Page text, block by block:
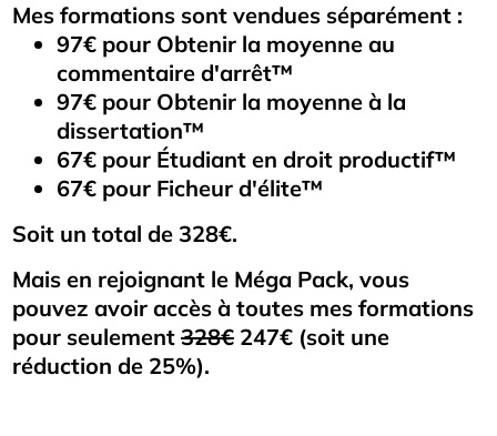
Mes formations sont vendues séparément :
97€ pour Obtenir la moyenne au
commentaire d'arrêt™
97€ pour Obtenir la moyenne à la
dissertation™
67€ pour Étudiant en droit productif™
67€ pour Ficheur d'élite™
Soit un total de 328€.
Mais en rejoignant le Méga Pack, vous
pouvez avoir accès à toutes mes formations
pour seulement 328€ 247€ (soit une
réduction de 25%).